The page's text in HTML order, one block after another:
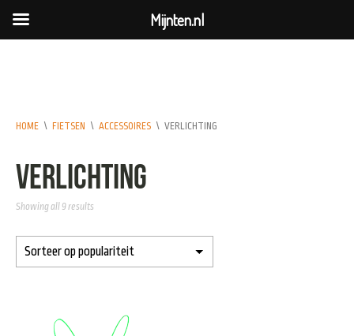
HOME \ FIETSEN \ ACCESSOIRES \ VERLICHTING
Verlichting
Showing all 9 results
Mijnten.nl